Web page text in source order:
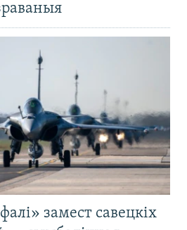
замест савецкіх